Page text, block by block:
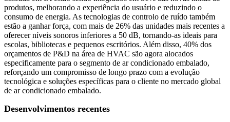
produtos, melhorando a experiência do usuário e reduzindo o
consumo de energia. As tecnologias de controlo de ruído também
estão a ganhar força, com mais de 26% das unidades mais recentes a
oferecer níveis sonoros inferiores a 50 dB, tornando-as ideais para
escolas, bibliotecas e pequenos escritórios. Além disso, 40% dos
orçamentos de P&D na área de HVAC são agora alocados
especificamente para o segmento de ar condicionado embalado,
reforçando um compromisso de longo prazo com a evolução
tecnológica e soluções específicas para o cliente no mercado global
de ar condicionado embalado.
Desenvolvimentos recentes